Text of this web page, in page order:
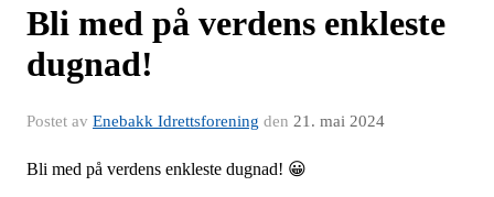
Bli med på verdens enkleste
dugnad!
Postet av Enebakk Idrettsforening den 21. mai 2024
Bli med på verdens enkleste dugnad! 😀